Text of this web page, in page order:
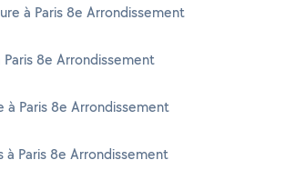
à Paris 8e Arrondissement
8e Arrondissement
à Paris 8e Arrondissement
à Paris 8e Arrondissement